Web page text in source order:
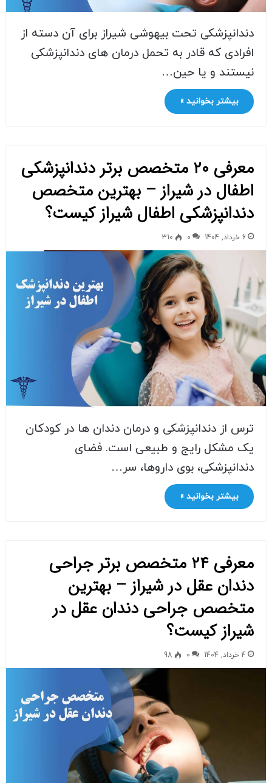
دندانپزشکی تحت بیهوشی شیراز برای آن دسته از
افرادی که قادر به تحمل درمان های دندانپزشکی
نیستند و یا حین…
بیشتر بخوانید »
معرفی ۲۰ متخصص برتر دندانپزشکی
اطفال در شیراز – بهترین متخصص
دندانپزشکی اطفال شیراز کیست؟
6 خرداد, 1404 0
310
ترس از دندانپزشکی و درمان دندان ها در کودکان
یک مشکل رایج و طبیعی است. فضای
دندانپزشکی، بوی داروها، سر…
بیشتر بخوانید »
معرفی ۲۴ متخصص برتر جراحی
دندان عقل در شیراز – بهترین
متخصص جراحی دندان عقل در
شیراز کیست؟
4 خرداد, 1404 0
98